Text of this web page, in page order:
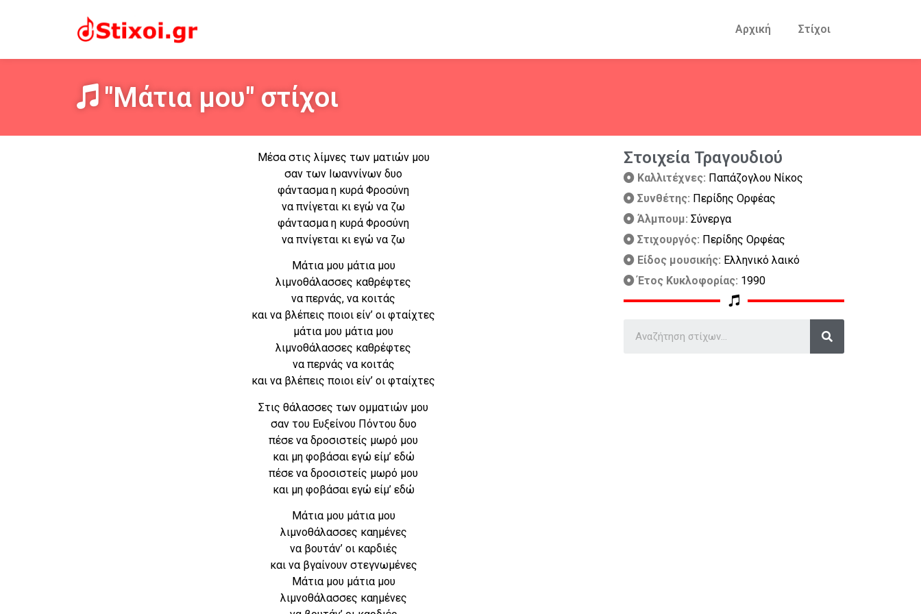
Αρχική Στίχοι
"Μάτια μου" στίχοι
Μέσα στις λίμνες των ματιών μου
σαν των Ιωαννίνων δυο
φάντασμα η κυρά Φροσύνη
να πνίγεται κι εγώ να ζω
φάντασμα η κυρά Φροσύνη
να πνίγεται κι εγώ να ζω
Μάτια μου μάτια μου
λιμνοθάλασσες καθρέφτες
να περνάς, να κοιτάς
και να βλέπεις ποιοι είν’ οι φταίχτες
μάτια μου μάτια μου
λιμνοθάλασσες καθρέφτες
να περνάς να κοιτάς
και να βλέπεις ποιοι είν’ οι φταίχτες
Στις θάλασσες των ομματιών μου
σαν του Ευξείνου Πόντου δυο
πέσε να δροσιστείς μωρό μου
και μη φοβάσαι εγώ είμ’ εδώ
πέσε να δροσιστείς μωρό μου
και μη φοβάσαι εγώ είμ’ εδώ
Μάτια μου μάτια μου
λιμνοθάλασσες καημένες
να βουτάν’ οι καρδιές
και να βγαίνουν στεγνωμένες
Μάτια μου μάτια μου
λιμνοθάλασσες καημένες
Στοιχεία Τραγουδιού
Καλλιτέχνες: Παπάζογλου Νίκος
Συνθέτης: Περίδης Ορφέας
Άλμπουμ: Σύνεργα
Στιχουργός: Περίδης Ορφέας
Είδος μουσικής: Ελληνικό λαικό
Έτος Κυκλοφορίας: 1990